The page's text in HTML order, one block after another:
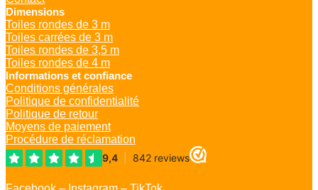
Dimensions
Toiles rondes de 3 m
Toiles carrées de 3 m
Toiles rondes de 3,5 m
Toiles rondes de 4 m
Informations et confiance
Conditions générales
Politique de confidentialité
Politique de retour
Moyens de paiement
Procédure de réclamation